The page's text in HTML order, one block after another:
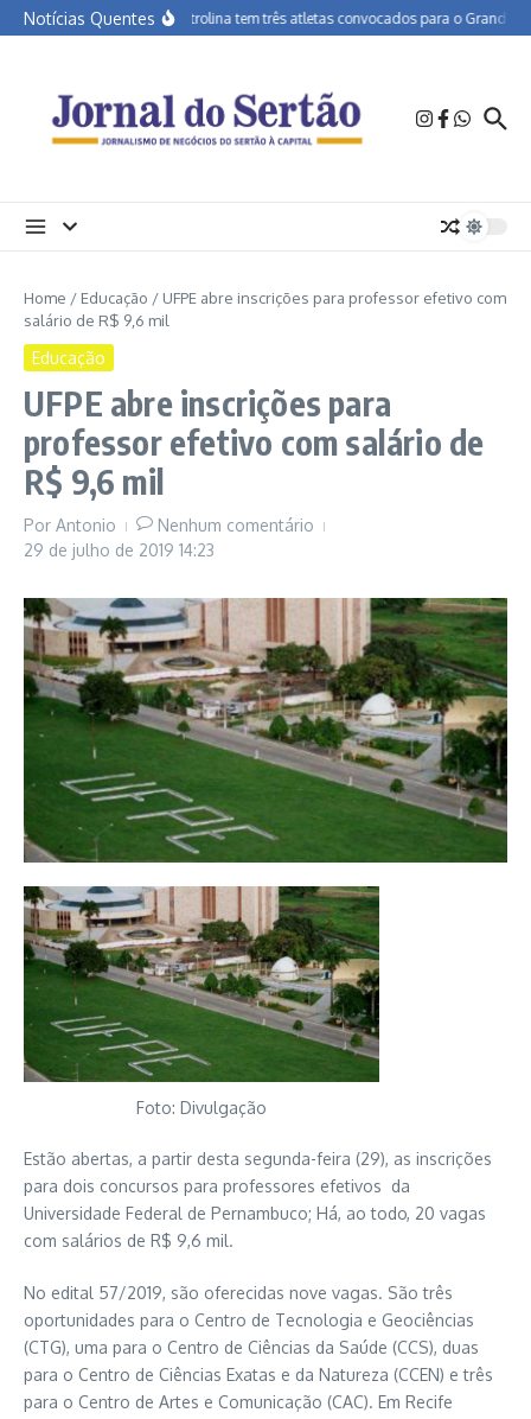
Ir para o conteúdo
Notícias QuentesAPA Petrolina tem três atletas convocados para o Grand Prix
Home / Educação / UFPE abre inscrições para professor efetivo com
salário de R$ 9,6 mil
Educação
UFPE abre inscrições para
professor efetivo com salário de
R$ 9,6 mil
Por Antonio
Nenhum comentário
29 de julho de 2019 14:23
Foto: Divulgação
Estão abertas, a partir desta segunda-feira (29), as inscrições
para dois concursos para professores efetivos da
Universidade Federal de Pernambuco; Há, ao todo, 20 vagas
com salários de R$ 9,6 mil.
No edital 57/2019, são oferecidas nove vagas. São três
oportunidades para o Centro de Tecnologia e Geociências
(CTG), uma para o Centro de Ciências da Saúde (CCS), duas
para o Centro de Ciências Exatas e da Natureza (CCEN) e três
para o Centro de Artes e Comunicação (CAC). Em Recife